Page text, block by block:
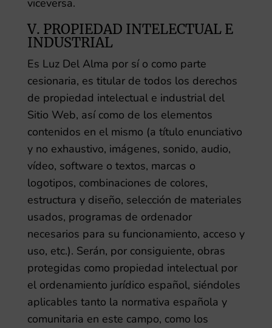
viceversa.
V. PROPIEDAD INTELECTUAL E
INDUSTRIAL
Es Luz Del Alma por sí o como parte
cesionaria, es titular de todos los derechos
de propiedad intelectual e industrial del
Sitio Web, así como de los elementos
contenidos en el mismo (a título enunciativo
y no exhaustivo, imágenes, sonido, audio,
vídeo, software o textos, marcas o
logotipos, combinaciones de colores,
estructura y diseño, selección de materiales
usados, programas de ordenador
necesarios para su funcionamiento, acceso y
uso, etc.). Serán, por consiguiente, obras
protegidas como propiedad intelectual por
el ordenamiento jurídico español, siéndoles
aplicables tanto la normativa española y
comunitaria en este campo, como los